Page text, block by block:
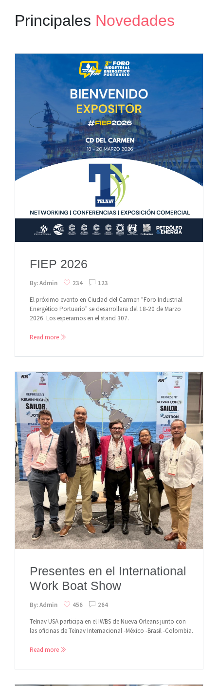
Principales Novedades
FIEP 2026
By: Admin 234
123
El próximo evento en Ciudad del Carmen "Foro Industrial
Energético Portuario" se desarrollara del 18-20 de Marzo
2026. Los esperamos en el stand 307.
Read more
Presentes en el International
Work Boat Show
By: Admin 456
264
Telnav USA participa en el IWBS de Nueva Orleans junto con
las oficinas de Telnav Internacional -México -Brasil -Colombia.
Read more